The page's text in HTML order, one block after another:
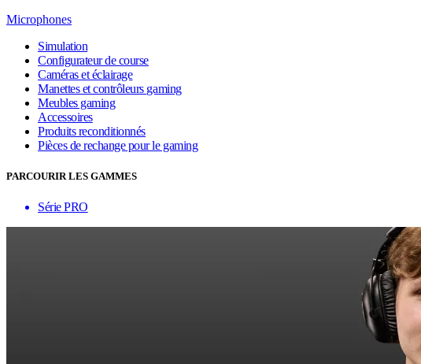
Microphones
Simulation
Configurateur de course
Caméras et éclairage
Manettes et contrôleurs gaming
Meubles gaming
Accessoires
Produits reconditionnés
Pièces de rechange pour le gaming
PARCOURIR LES GAMMES
Série PRO